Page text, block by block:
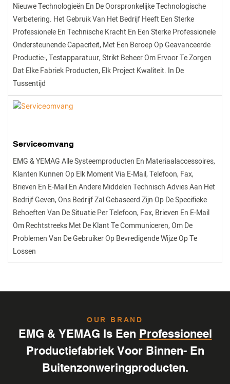
Nieuwe Technologieën En De Oorspronkelijke Technologische
Verbetering. Het Gebruik Van Het Bedrijf Heeft Een Sterke
Professionele En Technische Kracht En Een Sterke Professionele
Ondersteunende Capaciteit, Met Een Beroep Op Geavanceerde
Productie-, Testapparatuur, Strikt Beheer Om Ervoor Te Zorgen
Dat Elke Fabriek Producten, Elk Project Kwaliteit. In De
Tussentijd
Serviceomvang
EMG & YEMAG Alle Systeemproducten En Materiaalaccessoires,
Klanten Kunnen Op Elk Moment Via E-Mail, Telefoon, Fax,
Brieven En E-Mail En Andere Middelen Technisch Advies Aan Het
Bedrijf Geven, Ons Bedrijf Zal Gebaseerd Zijn Op De Specifieke
Behoeften Van De Situatie Per Telefoon, Fax, Brieven En E-Mail
Om Rechtstreeks Met De Klant Te Communiceren, Om De
Problemen Van De Gebruiker Op Bevredigende Wijze Op Te
Lossen
OUR BRAND
EMG & YEMAG Is Een Professioneel
Productiefabriek Voor Binnen- En
Buitenzonweringproducten.